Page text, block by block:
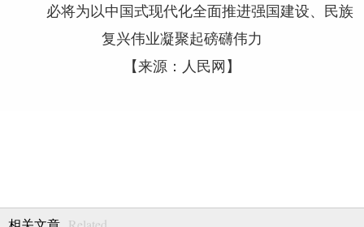
必将为以中国式现代化全面推进强国建设、民族
复兴伟业凝聚起磅礴伟力
【来源：人民网】